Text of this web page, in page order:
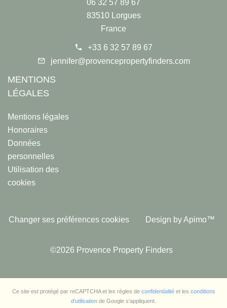
06 32 57 89 67
83510 Lorgues
France
+33 6 32 57 89 67
jennifer@provencepropertyfinders.com
MENTIONS
LÉGALES
Mentions légales
Honoraires
Données
personnelles
Utilisation des
cookies
Changer ses préférences cookies Design byApimo™
©2026 Provence Property Finders
Ce site est protégé par reCAPTCHA et les règles de confidentialitéet les conditions
d'utilisation de Google s'appliquent.